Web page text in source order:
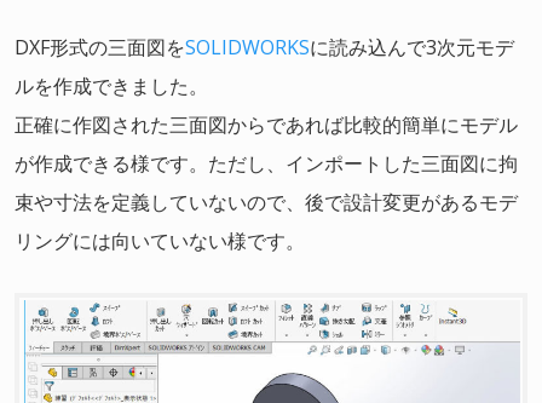
DXF形式の三面図をSOLIDWORKSに読み込んで3次元モデ
ルを作成できました。
正確に作図された三面図からであれば比較的簡単にモデル
が作成できる様です。ただし、インポートした三面図に拘
束や寸法を定義していないので、後で設計変更があるモデ
リングには向いていない様です。